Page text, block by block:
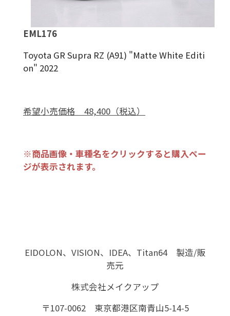
EML176
Toyota GR Supra RZ (A91) "Matte White Editi
on" 2022
希望小売価格 48,400（税込）
※商品画像・車種名をクリックすると購入ペー
ジが表示されます。
EIDOLON、VISION、IDEA、Titan64 製造/販
売元
株式会社メイクアップ
〒107-0062 東京都港区南青山5-14-5